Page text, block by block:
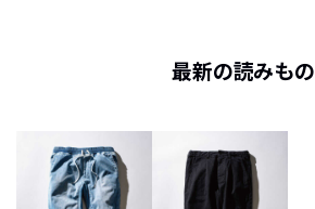
最新の読みもの